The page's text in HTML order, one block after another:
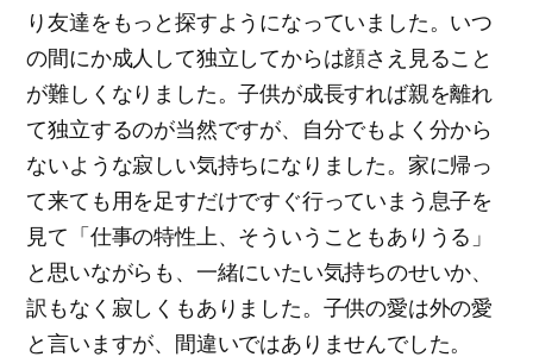
り友達をもっと探すようになっていました。いつ
の間にか成人して独立してからは顔さえ見ること
が難しくなりました。子供が成長すれば親を離れ
て独立するのが当然ですが、自分でもよく分から
ないような寂しい気持ちになりました。家に帰っ
て来ても用を足すだけですぐ行っていまう息子を
見て「仕事の特性上、そういうこともありうる」
と思いながらも、一緒にいたい気持ちのせいか、
訳もなく寂しくもありました。子供の愛は外の愛
と言いますが、間違いではありませんでした。